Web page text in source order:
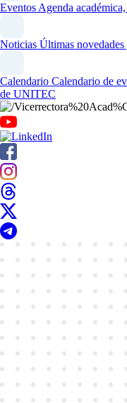
Eventos Agenda
Noticias Últimas
Calendario Calendario de
de UNITEC